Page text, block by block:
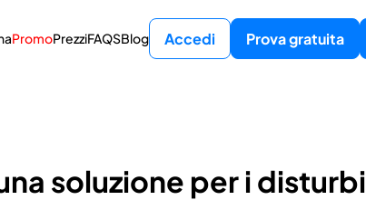
PromoPrezziFAQSBlog Accedi Prova gratuita
soluzione per i disturbi